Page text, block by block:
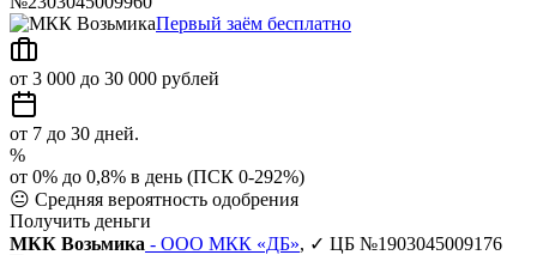
Первый заём бесплатно
от 3 000 до 30 000 рублей
от 7 до 30 дней.
%
от 0% до 0,8% в день (ПСК 0-292%)
😐 Средняя вероятность одобрения
Получить деньги
МКК Возьмика - ООО МКК «ДБ», ✓ ЦБ №1903045009176